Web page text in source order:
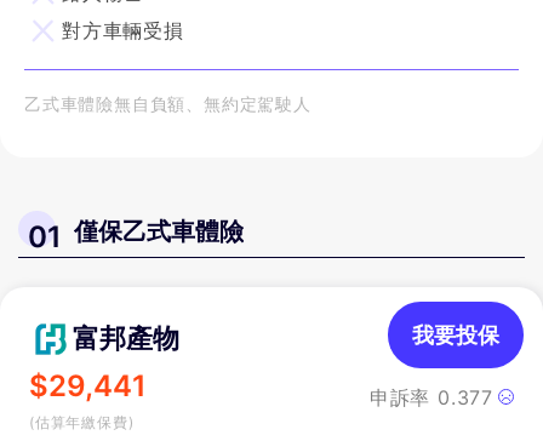
對方車輛受損
乙式車體險無自負額、無約定駕駛人
01 僅保乙式車體險
富邦產物
$29,441
(估算年繳保費)
申訴率 0.377
我要投保